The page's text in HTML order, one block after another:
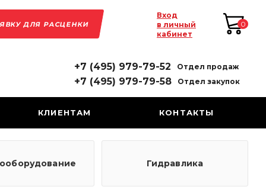
0
Вход
в личный
кабинет
ДЛЯ РАСЦЕНКИ
+7 (495) 979-79-52 Отдел продаж
+7 (495) 979-79-58 Отдел закупок
КЛИЕНТАМ КОНТАКТЫ
Гидравлика